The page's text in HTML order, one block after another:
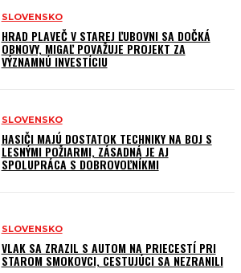
SLOVENSKO
HRAD PLAVEČ V STAREJ ĽUBOVNI SA DOČKÁ
OBNOVY, MIGAĽ POVAŽUJE PROJEKT ZA
VÝZNAMNÚ INVESTÍCIU
SLOVENSKO
HASIČI MAJÚ DOSTATOK TECHNIKY NA BOJ S
LESNÝMI POŽIARMI, ZÁSADNÁ JE AJ
SPOLUPRÁCA S DOBROVOĽNÍKMI
SLOVENSKO
VLAK SA ZRAZIL S AUTOM NA PRIECESTÍ PRI
STAROM SMOKOVCI, CESTUJÚCI SA NEZRANILI